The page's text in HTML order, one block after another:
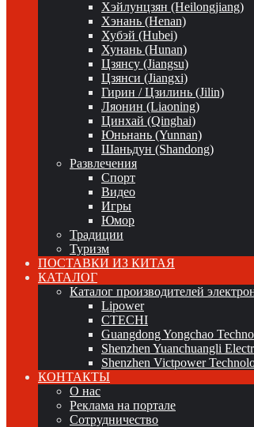
Хэйлунцзян (Heilongjiang)
Хэнань (Henan)
Хубэй (Hubei)
Хунань (Hunan)
Цзянсу (Jiangsu)
Цзянси (Jiangxi)
Гирин / Цзилинь (Jilin)
Ляонин (Liaoning)
Цинхай (Qinghai)
Юньнань (Yunnan)
Шаньдун (Shandong)
Развлечения
Спорт
Видео
Игры
Юмор
Традиции
Туризм
ПОСТАВКИ ИЗ КИТАЯ
КАТАЛОГ
Каталог производителей
Lipower
CTECHI
Guangdong Yongchao
Shenzhen Yuanchuangli
Shenzhen Victpower
КОНТАКТЫ
О нас
Реклама на портале
Сотрудничество